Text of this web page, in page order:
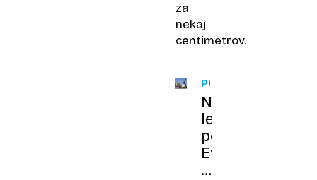
za
nekaj
centimetrov.
POTOVANJA
Na
letih
po
Evropi
po